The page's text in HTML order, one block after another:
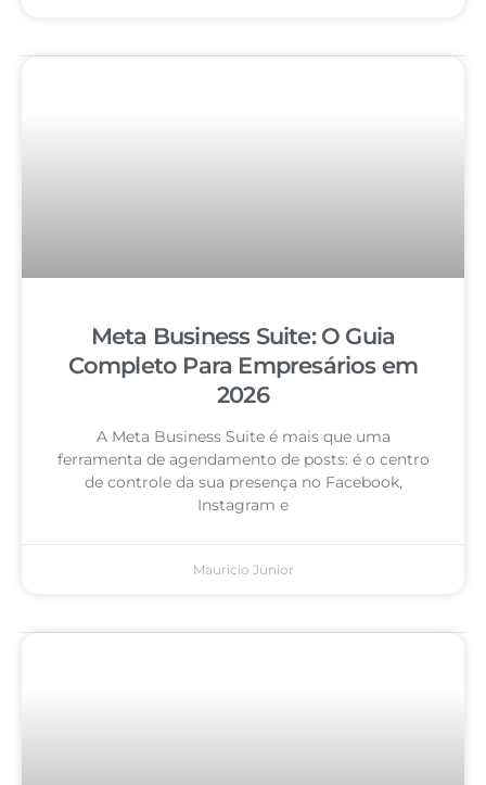
Meta Business Suite: O Guia
Completo Para Empresários em
2026
A Meta Business Suite é mais que uma
ferramenta de agendamento de posts: é o centro
de controle da sua presença no Facebook,
Instagram e
Mauricio Junior